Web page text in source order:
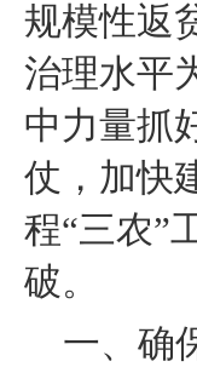
规模性返
治理水平
中力量抓
仗，加快
程“三农”
破。
一、确